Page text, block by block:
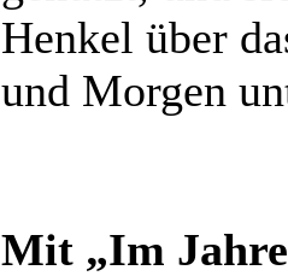
Henkel über
und Morgen
Mit „Im